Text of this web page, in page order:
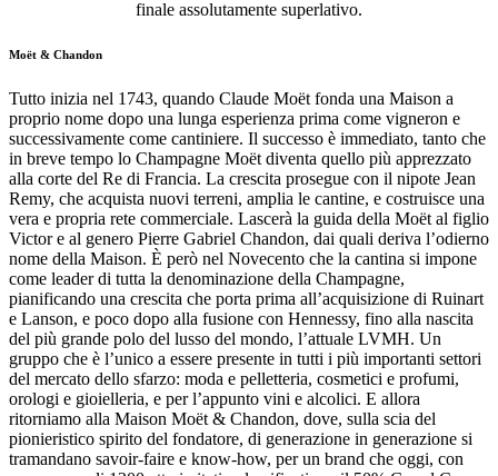
finale assolutamente superlativo.
Moët & Chandon
Tutto inizia nel 1743, quando Claude Moët fonda una Maison a
proprio nome dopo una lunga esperienza prima come vigneron e
successivamente come cantiniere. Il successo è immediato, tanto che
in breve tempo lo Champagne Moët diventa quello più apprezzato
alla corte del Re di Francia. La crescita prosegue con il nipote Jean
Remy, che acquista nuovi terreni, amplia le cantine, e costruisce una
vera e propria rete commerciale. Lascerà la guida della Moët al figlio
Victor e al genero Pierre Gabriel Chandon, dai quali deriva l’odierno
nome della Maison. È però nel Novecento che la cantina si impone
come leader di tutta la denominazione della Champagne,
pianificando una crescita che porta prima all’acquisizione di Ruinart
e Lanson, e poco dopo alla fusione con Hennessy, fino alla nascita
del più grande polo del lusso del mondo, l’attuale LVMH. Un
gruppo che è l’unico a essere presente in tutti i più importanti settori
del mercato dello sfarzo: moda e pelletteria, cosmetici e profumi,
orologi e gioielleria, e per l’appunto vini e alcolici. E allora
ritorniamo alla Maison Moët & Chandon, dove, sulla scia del
pionieristico spirito del fondatore, di generazione in generazione si
tramandano savoir-faire e know-how, per un brand che oggi, con